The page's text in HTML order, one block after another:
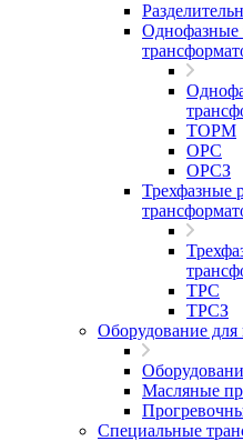
Однофазные
ТОРМ
ОРС
ОРСЗ
Трехфазные
ТРС
ТРСЗ
Оборудование для
Масляные
Специальные